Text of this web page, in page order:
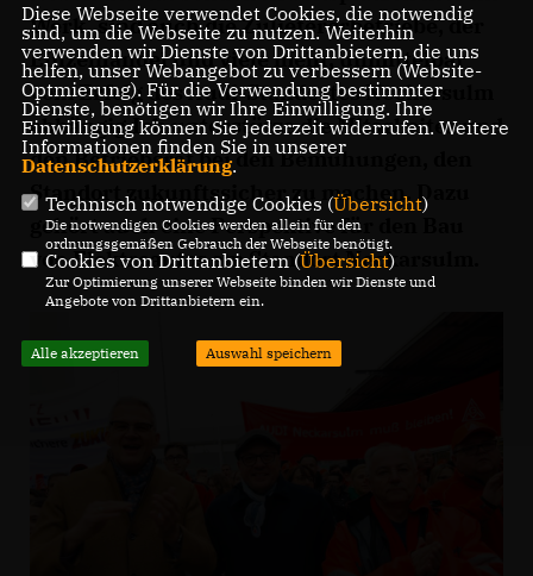
Werk, sind auch die Zuliefererbetriebe, der
Einzelhandel und viele mehr, unmittelbar
vom Erfolg des Audi-Standortes Neckarsulm
abhängig.Ich unterstütze die Mitarbeiter und
den Betriebsrat bei den Bemühungen, den
Standort zukunftssicher zu machen. Dazu
gehört auch eine Perspektive für den Bau
von Elektroautos am Standort Neckarsulm.
Diese Webseite verwendet Cookies, die notwendig
sind, um die Webseite zu nutzen. Weiterhin
verwenden wir Dienste von Drittanbietern, die uns
helfen, unser Webangebot zu verbessern (Website-
Optmierung). Für die Verwendung bestimmter
Dienste, benötigen wir Ihre Einwilligung. Ihre
Einwilligung können Sie jederzeit widerrufen. Weitere
Informationen finden Sie in unserer
Datenschutzerklärung.
Technisch notwendige Cookies (Übersicht)
Die notwendigen Cookies werden allein für den
ordnungsgemäßen Gebrauch der Webseite benötigt.
Cookies von Drittanbietern (Übersicht)
Zur Optimierung unserer Webseite binden wir Dienste und
Angebote von Drittanbietern ein.
Alle akzeptieren Auswahl speichern